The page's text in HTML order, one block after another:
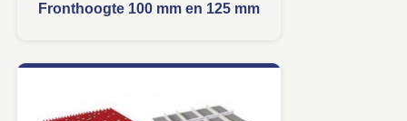
Fronthoogte 100 mm en 125 mm